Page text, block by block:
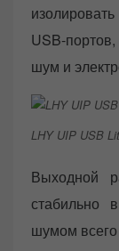
USB-
шум и
LHY UIP USB
Выходной
стабильно
шумом